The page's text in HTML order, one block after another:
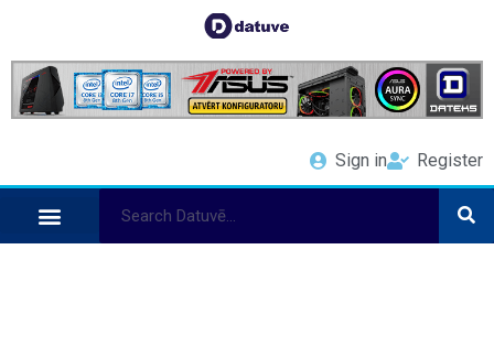
Sign in Register